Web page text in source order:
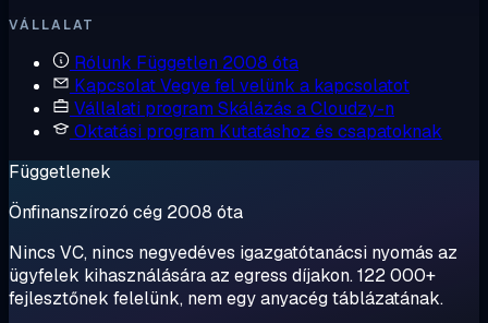
VÁLLALAT
Rólunk Független 2008 óta
KapcsolatVegye fel velünk a kapcsolatot
Vállalati program Skálázás a Cloudzy-n
Oktatási program Kutatáshoz és csapatoknak
Függetlenek
Önfinanszírozó cég 2008 óta
Nincs VC, nincs negyedéves igazgatótanácsi nyomás az
ügyfelek kihasználására az egress díjakon. 122 000+
fejlesztőnek felelünk, nem egy anyacég táblázatának.